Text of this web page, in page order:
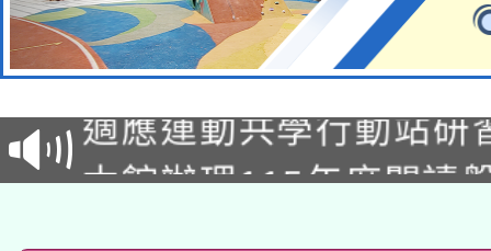
本校115學年度第2次
招甄選結果公告(無人
招)
適應運動共學行動站研
本館辦理115年度閱讀